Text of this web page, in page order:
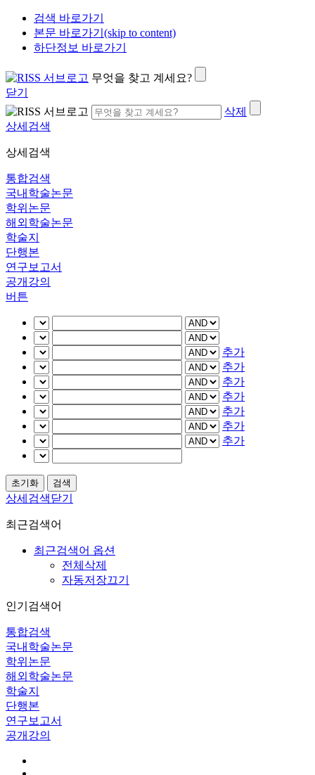
검색 바로가기
본문 바로가기(skip to content)
하단정보 바로가기
무엇을 찾고 계세요?
닫기
삭제
상세검색
상세검색
통합검색
국내학술논문
학위논문
해외학술논문
학술지
단행본
연구보고서
공개강의
버튼
추가
추가
추가
추가
추가
추가
추가
상세검색닫기
최근검색어
최근검색어 옵션
전체삭제
자동저장끄기
인기검색어
통합검색
국내학술논문
학위논문
해외학술논문
학술지
단행본
연구보고서
공개강의